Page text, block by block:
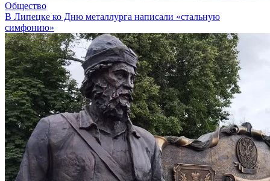
Общество
В Липецке ко Дню металлурга написали «стальную
симфонию»